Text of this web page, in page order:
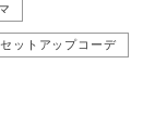
ットアップコーデ